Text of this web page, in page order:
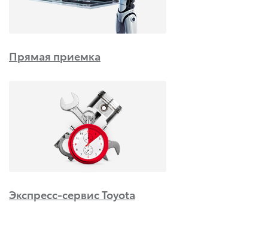
Прямая приемка
Экспресс-сервис Toyota